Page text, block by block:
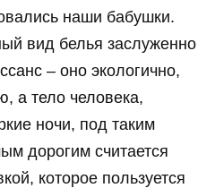
наши бабушки.
вид белья заслуженно
– оно экологично,
а тело человека,
ночи, под таким
дорогим считается
которое пользуется